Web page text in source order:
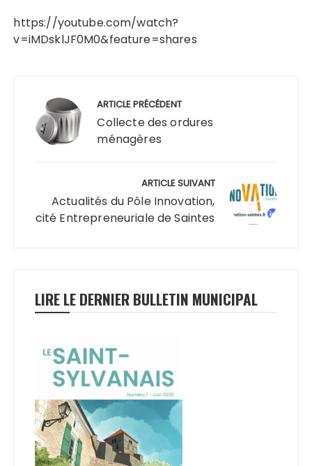
https://youtube.com/watch?
v=iMDsklJF0M0&feature=shares
l’article
ARTICLE PRÉCÉDENT
Collecte des ordures
ménagères
ARTICLE SUIVANT
Actualités du Pôle Innovation,
cité Entrepreneuriale de Saintes
LIRE LE DERNIER BULLETIN MUNICIPAL